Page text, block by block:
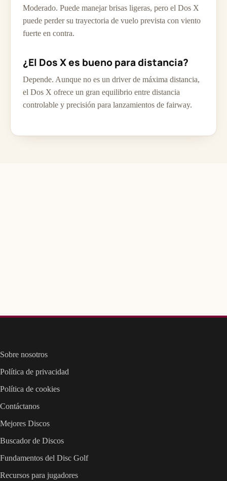
Moderado. Puede manejar brisas ligeras, pero el Dos X
puede perder su trayectoria de vuelo prevista con viento
fuerte en contra.
¿El Dos X es bueno para distancia?
Depende. Aunque no es un driver de máxima distancia,
el Dos X ofrece un gran equilibrio entre distancia
controlable y precisión para lanzamientos de fairway.
Sobre nosotros
Política de privacidad
Política de cookies
Contáctanos
Mejores Discos
Buscador de Discos
Fundamentos del Disc Golf
Recursos para jugadores